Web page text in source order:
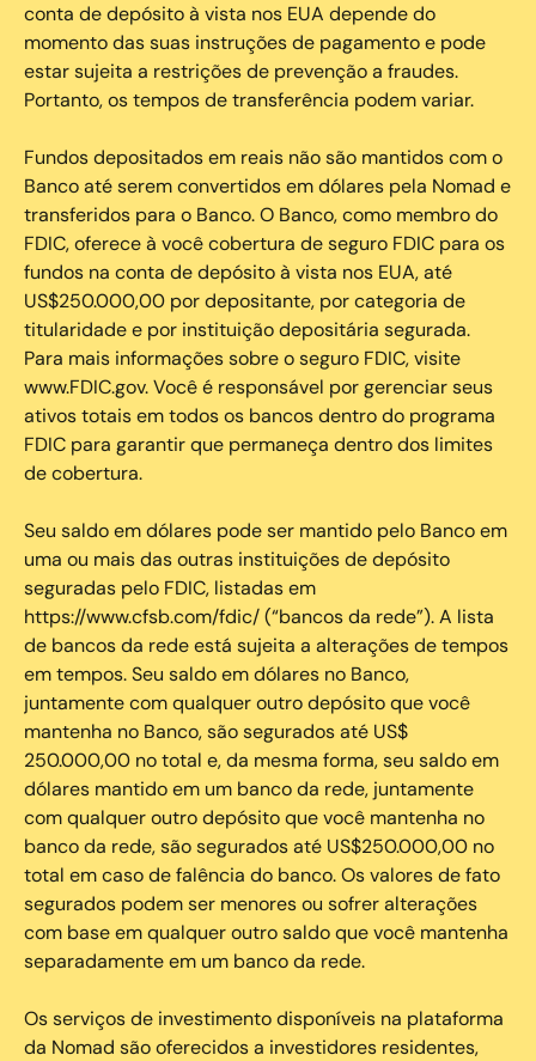
conta de depósito à vista nos EUA depende do
momento das suas instruções de pagamento e pode
estar sujeita a restrições de prevenção a fraudes.
Portanto, os tempos de transferência podem variar.
Fundos depositados em reais não são mantidos com o
Banco até serem convertidos em dólares pela Nomad e
transferidos para o Banco. O Banco, como membro do
FDIC, oferece à você cobertura de seguro FDIC para os
fundos na conta de depósito à vista nos EUA, até
US$250.000,00 por depositante, por categoria de
titularidade e por instituição depositária segurada.
Para mais informações sobre o seguro FDIC, visite
www.FDIC.gov. Você é responsável por gerenciar seus
ativos totais em todos os bancos dentro do programa
FDIC para garantir que permaneça dentro dos limites
de cobertura.
Seu saldo em dólares pode ser mantido pelo Banco em
uma ou mais das outras instituições de depósito
seguradas pelo FDIC, listadas em
https://www.cfsb.com/fdic/ (“bancos da rede”). A lista
de bancos da rede está sujeita a alterações de tempos
em tempos. Seu saldo em dólares no Banco,
juntamente com qualquer outro depósito que você
mantenha no Banco, são segurados até US$
250.000,00 no total e, da mesma forma, seu saldo em
dólares mantido em um banco da rede, juntamente
com qualquer outro depósito que você mantenha no
banco da rede, são segurados até US$250.000,00 no
total em caso de falência do banco. Os valores de fato
segurados podem ser menores ou sofrer alterações
com base em qualquer outro saldo que você mantenha
separadamente em um banco da rede.
Os serviços de investimento disponíveis na plataforma
da Nomad são oferecidos a investidores residentes,